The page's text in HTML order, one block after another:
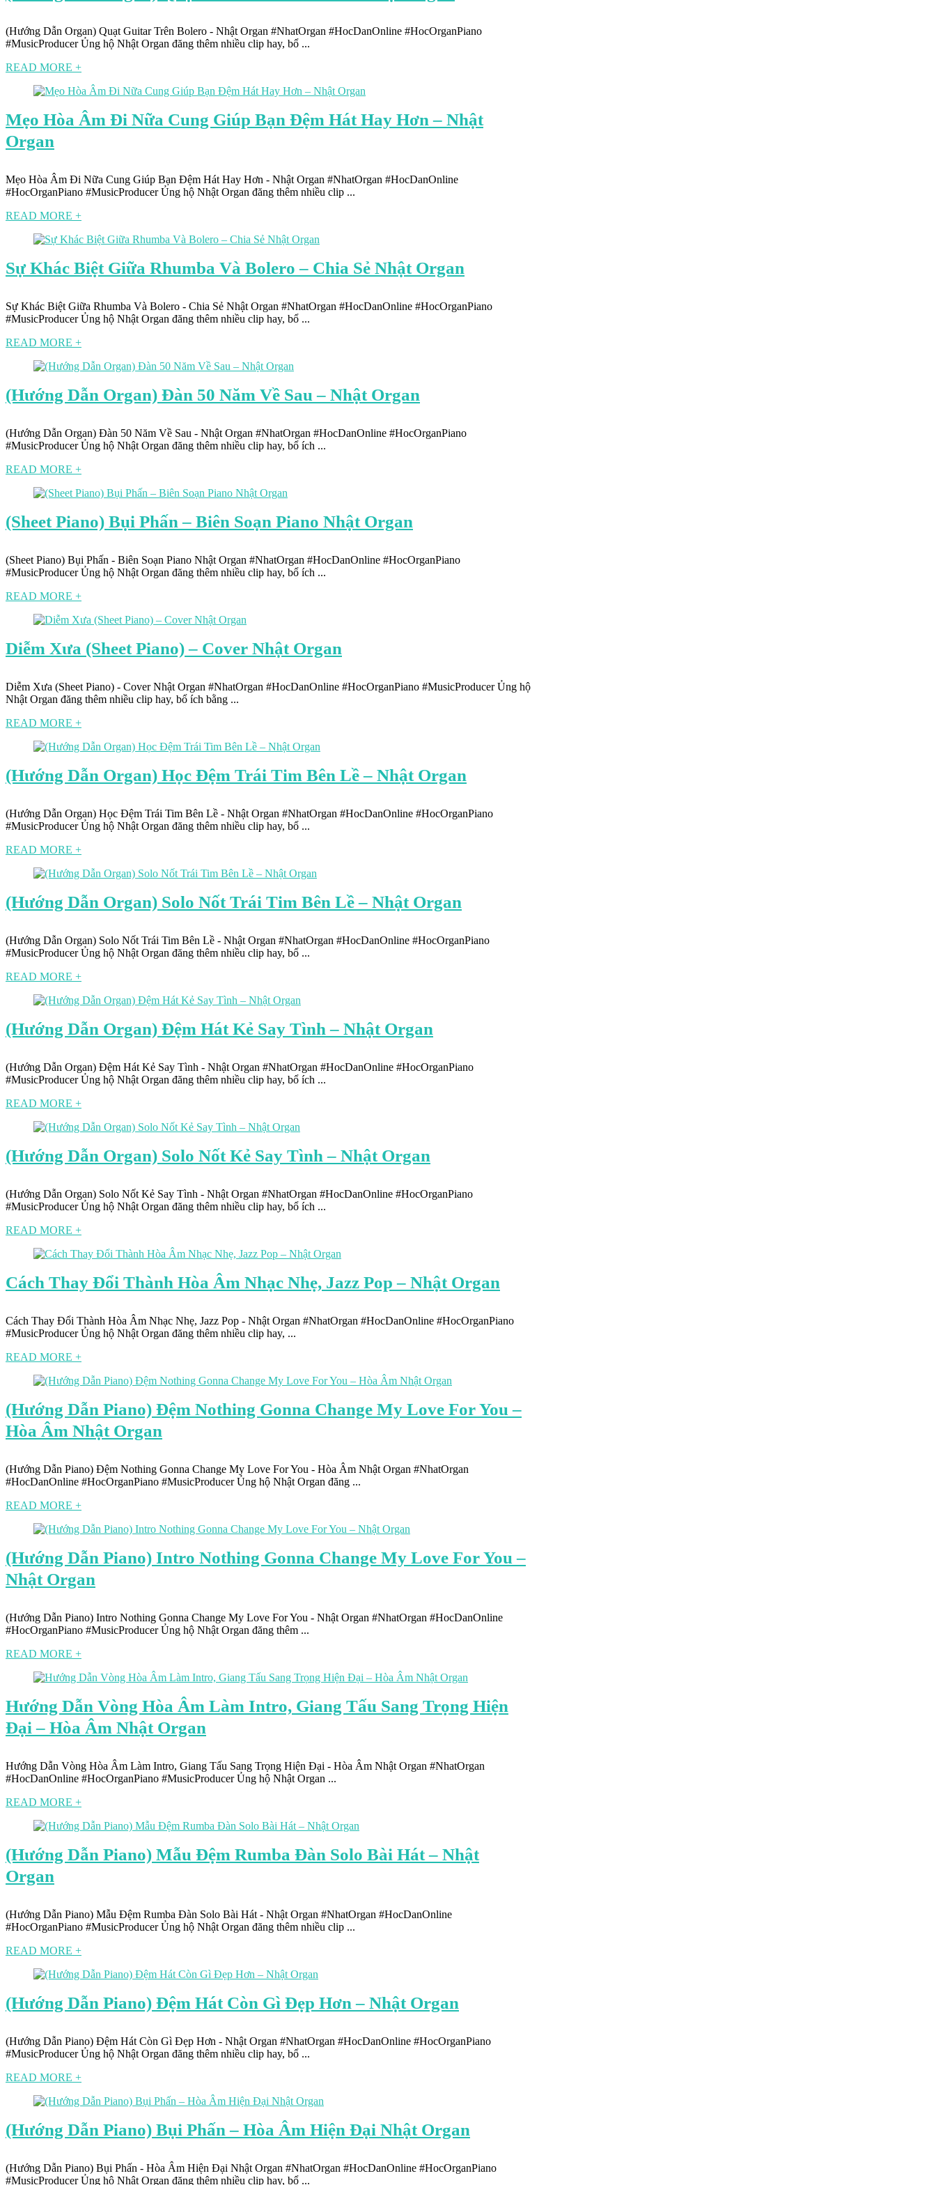
(Hướng Dẫn Organ) Quạt Guitar Trên Bolero - Nhật Organ #NhatOrgan #HocDanOnline #HocOrganPiano
#MusicProducer Ủng hộ Nhật Organ đăng thêm nhiều clip hay, bổ ...
READ MORE +
Mẹo Hòa Âm Đi Nữa Cung Giúp Bạn Đệm Hát Hay Hơn – Nhật
Organ
Mẹo Hòa Âm Đi Nữa Cung Giúp Bạn Đệm Hát Hay Hơn - Nhật Organ #NhatOrgan #HocDanOnline
#HocOrganPiano #MusicProducer Ủng hộ Nhật Organ đăng thêm nhiều clip ...
READ MORE +
Sự Khác Biệt Giữa Rhumba Và Bolero – Chia Sẻ Nhật Organ
Sự Khác Biệt Giữa Rhumba Và Bolero - Chia Sẻ Nhật Organ #NhatOrgan #HocDanOnline #HocOrganPiano
#MusicProducer Ủng hộ Nhật Organ đăng thêm nhiều clip hay, bổ ...
READ MORE +
(Hướng Dẫn Organ) Đàn 50 Năm Về Sau – Nhật Organ
(Hướng Dẫn Organ) Đàn 50 Năm Về Sau - Nhật Organ #NhatOrgan #HocDanOnline #HocOrganPiano
#MusicProducer Ủng hộ Nhật Organ đăng thêm nhiều clip hay, bổ ích ...
READ MORE +
(Sheet Piano) Bụi Phấn – Biên Soạn Piano Nhật Organ
(Sheet Piano) Bụi Phấn - Biên Soạn Piano Nhật Organ #NhatOrgan #HocDanOnline #HocOrganPiano
#MusicProducer Ủng hộ Nhật Organ đăng thêm nhiều clip hay, bổ ích ...
READ MORE +
Diễm Xưa (Sheet Piano) – Cover Nhật Organ
Diễm Xưa (Sheet Piano) - Cover Nhật Organ #NhatOrgan #HocDanOnline #HocOrganPiano #MusicProducer Ủng hộ
Nhật Organ đăng thêm nhiều clip hay, bổ ích bằng ...
READ MORE +
(Hướng Dẫn Organ) Học Đệm Trái Tim Bên Lề – Nhật Organ
(Hướng Dẫn Organ) Học Đệm Trái Tim Bên Lề - Nhật Organ #NhatOrgan #HocDanOnline #HocOrganPiano
#MusicProducer Ủng hộ Nhật Organ đăng thêm nhiều clip hay, bổ ...
READ MORE +
(Hướng Dẫn Organ) Solo Nốt Trái Tim Bên Lề – Nhật Organ
(Hướng Dẫn Organ) Solo Nốt Trái Tim Bên Lề - Nhật Organ #NhatOrgan #HocDanOnline #HocOrganPiano
#MusicProducer Ủng hộ Nhật Organ đăng thêm nhiều clip hay, bổ ...
READ MORE +
(Hướng Dẫn Organ) Đệm Hát Kẻ Say Tình – Nhật Organ
(Hướng Dẫn Organ) Đệm Hát Kẻ Say Tình - Nhật Organ #NhatOrgan #HocDanOnline #HocOrganPiano
#MusicProducer Ủng hộ Nhật Organ đăng thêm nhiều clip hay, bổ ích ...
READ MORE +
(Hướng Dẫn Organ) Solo Nốt Kẻ Say Tình – Nhật Organ
(Hướng Dẫn Organ) Solo Nốt Kẻ Say Tình - Nhật Organ #NhatOrgan #HocDanOnline #HocOrganPiano
#MusicProducer Ủng hộ Nhật Organ đăng thêm nhiều clip hay, bổ ích ...
READ MORE +
Cách Thay Đổi Thành Hòa Âm Nhạc Nhẹ, Jazz Pop – Nhật Organ
Cách Thay Đổi Thành Hòa Âm Nhạc Nhẹ, Jazz Pop - Nhật Organ #NhatOrgan #HocDanOnline #HocOrganPiano
#MusicProducer Ủng hộ Nhật Organ đăng thêm nhiều clip hay, ...
READ MORE +
(Hướng Dẫn Piano) Đệm Nothing Gonna Change My Love For You –
Hòa Âm Nhật Organ
(Hướng Dẫn Piano) Đệm Nothing Gonna Change My Love For You - Hòa Âm Nhật Organ #NhatOrgan
#HocDanOnline #HocOrganPiano #MusicProducer Ủng hộ Nhật Organ đăng ...
READ MORE +
(Hướng Dẫn Piano) Intro Nothing Gonna Change My Love For You –
Nhật Organ
(Hướng Dẫn Piano) Intro Nothing Gonna Change My Love For You - Nhật Organ #NhatOrgan #HocDanOnline
#HocOrganPiano #MusicProducer Ủng hộ Nhật Organ đăng thêm ...
READ MORE +
Hướng Dẫn Vòng Hòa Âm Làm Intro, Giang Tấu Sang Trọng Hiện
Đại – Hòa Âm Nhật Organ
Hướng Dẫn Vòng Hòa Âm Làm Intro, Giang Tấu Sang Trọng Hiện Đại - Hòa Âm Nhật Organ #NhatOrgan
#HocDanOnline #HocOrganPiano #MusicProducer Ủng hộ Nhật Organ ...
READ MORE +
(Hướng Dẫn Piano) Mẫu Đệm Rumba Đàn Solo Bài Hát – Nhật
Organ
(Hướng Dẫn Piano) Mẫu Đệm Rumba Đàn Solo Bài Hát - Nhật Organ #NhatOrgan #HocDanOnline
#HocOrganPiano #MusicProducer Ủng hộ Nhật Organ đăng thêm nhiều clip ...
READ MORE +
(Hướng Dẫn Piano) Đệm Hát Còn Gì Đẹp Hơn – Nhật Organ
(Hướng Dẫn Piano) Đệm Hát Còn Gì Đẹp Hơn - Nhật Organ #NhatOrgan #HocDanOnline #HocOrganPiano
#MusicProducer Ủng hộ Nhật Organ đăng thêm nhiều clip hay, bổ ...
READ MORE +
(Hướng Dẫn Piano) Bụi Phấn – Hòa Âm Hiện Đại Nhật Organ
(Hướng Dẫn Piano) Bụi Phấn - Hòa Âm Hiện Đại Nhật Organ #NhatOrgan #HocDanOnline #HocOrganPiano
#MusicProducer Ủng hộ Nhật Organ đăng thêm nhiều clip hay, bổ ...